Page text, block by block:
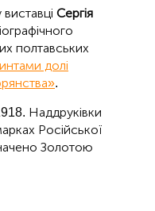
Сергія
полтавських
долі
.
Наддруківки
Російської
Золотою